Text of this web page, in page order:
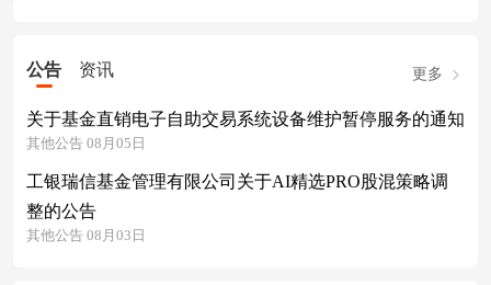
公告 资讯 更多
关于基金直销电子自助交易系统设备维护暂停服务的通知
其他公告 08月05日
工银瑞信基金管理有限公司关于AI精选PRO股混策略调
整的公告
其他公告 08月03日